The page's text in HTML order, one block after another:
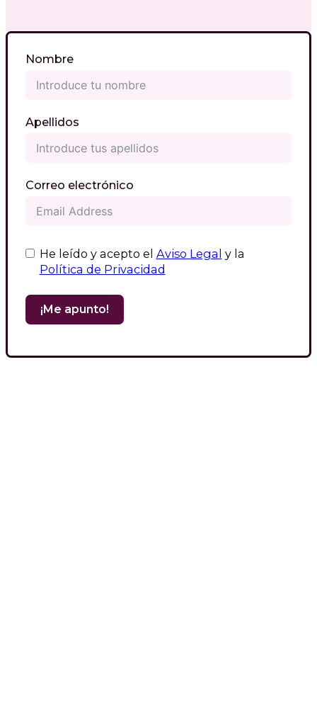
Nombre
Apellidos
Correo electrónico
He leído y acepto el Aviso Legal y la
Política de Privacidad
¡Me apunto!